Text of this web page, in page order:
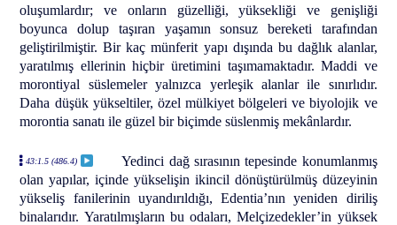
oluşumlardır; ve onların güzelliği, yüksekliği ve genişliği
boyunca dolup taşıran yaşamın sonsuz bereketi tarafından
geliştirilmiştir. Bir kaç münferit yapı dışında bu dağlık alanlar,
yaratılmış ellerinin hiçbir üretimini taşımamaktadır. Maddi ve
morontiyal süslemeler yalnızca yerleşik alanlar ile sınırlıdır.
Daha düşük yükseltiler, özel mülkiyet bölgeleri ve biyolojik ve
morontia sanatı ile güzel bir biçimde süslenmiş mekânlardır.
43:1.5 (486.4)
Yedinci dağ sırasının tepesinde konumlanmış
olan yapılar, içinde yükselişin ikincil dönüştürülmüş düzeyinin
yükseliş fanilerinin uyandırıldığı, Edentia’nın yeniden diriliş
binalarıdır. Yaratılmışların bu odaları, Melçizedekler’in yüksek